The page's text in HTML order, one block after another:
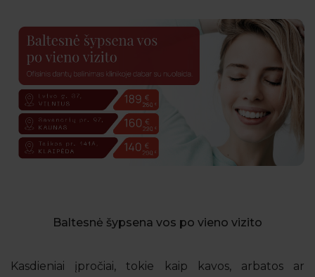
Baltesnė šypsena vos po vieno vizito
Kasdieniai įpročiai, tokie kaip kavos, arbatos ar